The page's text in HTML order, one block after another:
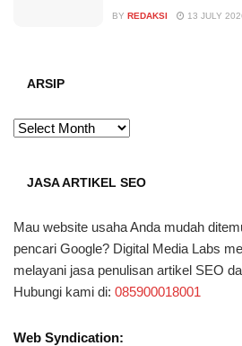
BY REDAKSI 13 JULY
ARSIP
ARSIP
JASA ARTIKEL SEO
Mau website usaha Anda mudah
pencari Google? Digital Media Labs
melayani jasa penulisan artikel SEO
Hubungi kami di: 085900018001
Web Syndication: